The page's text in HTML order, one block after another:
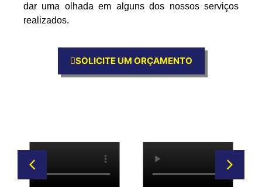
dar uma olhada em alguns dos nossos serviços
realizados.
SOLICITE UM ORÇAMENTO